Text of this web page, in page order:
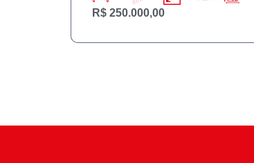
R$ 250.000,00